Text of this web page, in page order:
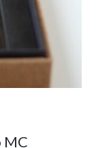
MC